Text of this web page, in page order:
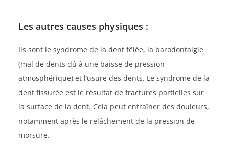
Les autres causes physiques :
Ils sont le syndrome de la dent fêlée, la barodontalgie
(mal de dents dû à une baisse de pression
atmosphérique) et l’usure des dents. Le syndrome de la
dent fissurée est le résultat de fractures partielles sur
la surface de la dent. Cela peut entraîner des douleurs,
notamment après le relâchement de la pression de
morsure.